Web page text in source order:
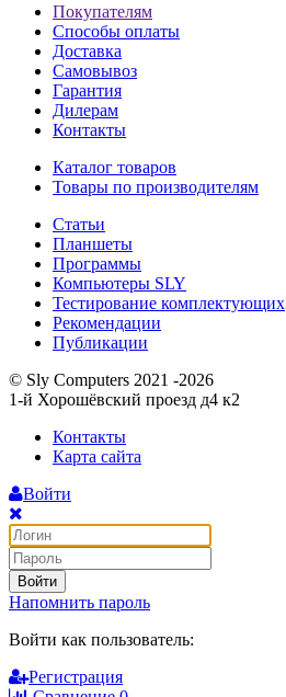
Покупателям
Способы оплаты
Доставка
Самовывоз
Гарантия
Дилерам
Контакты
Каталог товаров
Товары по производителям
Статьи
Планшеты
Программы
Компьютеры SLY
Тестирование комплектующих
Рекомендации
Публикации
© Sly Computers 2021 -2026
1-й Хорошёвский проезд д4 к2
Контакты
Карта сайта
Войти
Войти
Напомнить пароль
Войти как пользователь:
Регистрация